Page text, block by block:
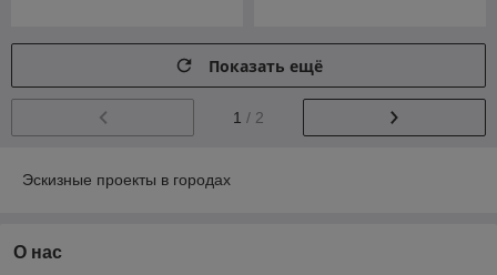
Показать ещё
1 / 2
Эскизные проекты в городах
О нас